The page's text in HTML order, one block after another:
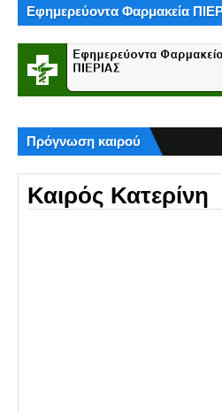
Εφημερεύοντα Φαρμακεία
Πρόγνωση καιρού
Καιρός Κατερίνη